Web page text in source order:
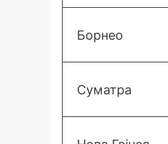
Борнео
Суматра